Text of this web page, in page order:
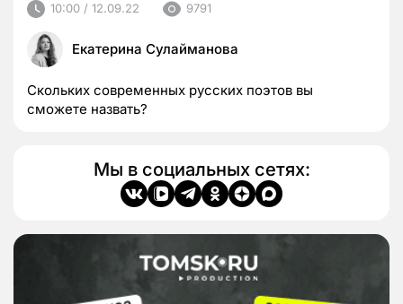
10:00 / 12.09.22 9791
Екатерина Сулайманова
Скольких современных русских поэтов вы
сможете назвать?
Мы в социальных сетях: